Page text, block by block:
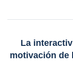
La
motivación de